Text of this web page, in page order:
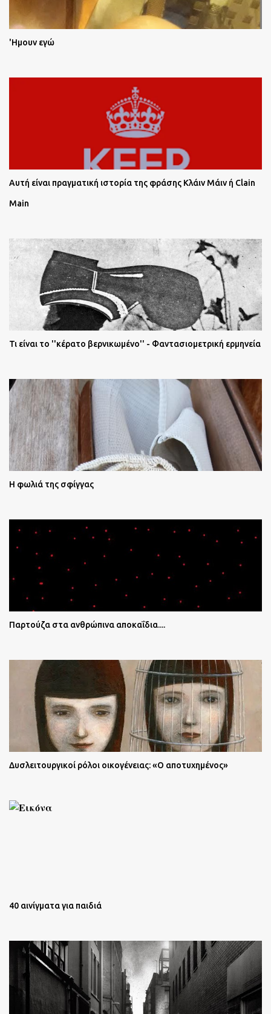
'Ημουν εγώ
Αυτή είναι πραγματική ιστορία της φράσης Κλάιν Μάιν ή Clain
Main
Τι είναι το ''κέρατο βερνικωμένο'' - Φαντασιομετρική ερμηνεία
Η φωλιά της σφίγγας
Παρτούζα στα ανθρώπινα αποκαΐδια....
Δυσλειτουργικοί ρόλοι οικογένειας: «Ο αποτυχημένος»
40 αινίγματα για παιδιά